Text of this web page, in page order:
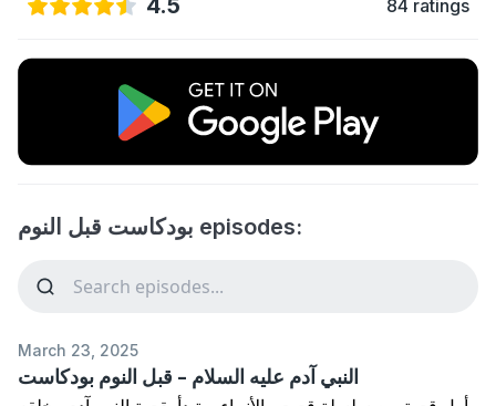
4.5 84 ratings
بودكاست قبل النوم episodes:
March 23, 2025
النبي آدم عليه السلام - قبل النوم بودكاست